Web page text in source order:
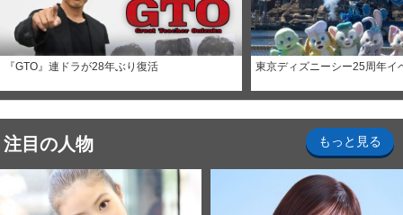
『GTO』連ドラが28年ぶり復活 東京ディズニーシー25周年イ
注目の人物 もっと見る